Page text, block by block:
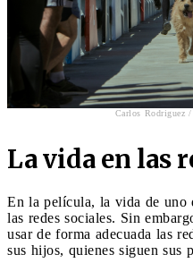
Carlos Rodriguez
La vida en las
En la película, la vida de uno
las redes sociales. Sin
usar de forma adecuada las
sus hijos, quienes siguen sus